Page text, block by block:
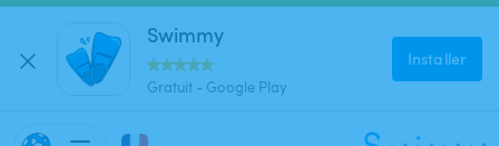
Swimmy
Gratuit - Google Play
Installer